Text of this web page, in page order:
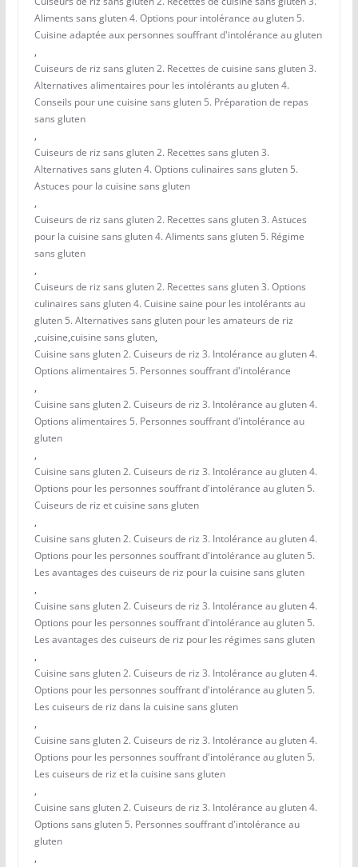
Aliments sans gluten 4. Options pour intolérance au gluten 5.
Cuisine adaptée aux personnes souffrant d'intolérance au gluten
,
Cuiseurs de riz sans gluten 2. Recettes de cuisine sans gluten 3.
Alternatives alimentaires pour les intolérants au gluten 4.
Conseils pour une cuisine sans gluten 5. Préparation de repas
sans gluten
,
Cuiseurs de riz sans gluten 2. Recettes sans gluten 3.
Alternatives sans gluten 4. Options culinaires sans gluten 5.
Astuces pour la cuisine sans gluten
,
Cuiseurs de riz sans gluten 2. Recettes sans gluten 3. Astuces
pour la cuisine sans gluten 4. Aliments sans gluten 5. Régime
sans gluten
,
Cuiseurs de riz sans gluten 2. Recettes sans gluten 3. Options
culinaires sans gluten 4. Cuisine saine pour les intolérants au
gluten 5. Alternatives sans gluten pour les amateurs de riz
,cuisine,cuisine sans gluten,
Cuisine sans gluten 2. Cuiseurs de riz 3. Intolérance au gluten 4.
Options alimentaires 5. Personnes souffrant d'intolérance
,
Cuisine sans gluten 2. Cuiseurs de riz 3. Intolérance au gluten 4.
Options alimentaires 5. Personnes souffrant d'intolérance au
gluten
,
Cuisine sans gluten 2. Cuiseurs de riz 3. Intolérance au gluten 4.
Options pour les personnes souffrant d'intolérance au gluten 5.
Cuiseurs de riz et cuisine sans gluten
,
Cuisine sans gluten 2. Cuiseurs de riz 3. Intolérance au gluten 4.
Options pour les personnes souffrant d'intolérance au gluten 5.
Les avantages des cuiseurs de riz pour la cuisine sans gluten
,
Cuisine sans gluten 2. Cuiseurs de riz 3. Intolérance au gluten 4.
Options pour les personnes souffrant d'intolérance au gluten 5.
Les avantages des cuiseurs de riz pour les régimes sans gluten
,
Cuisine sans gluten 2. Cuiseurs de riz 3. Intolérance au gluten 4.
Options pour les personnes souffrant d'intolérance au gluten 5.
Les cuiseurs de riz dans la cuisine sans gluten
,
Cuisine sans gluten 2. Cuiseurs de riz 3. Intolérance au gluten 4.
Options pour les personnes souffrant d'intolérance au gluten 5.
Les cuiseurs de riz et la cuisine sans gluten
,
Cuisine sans gluten 2. Cuiseurs de riz 3. Intolérance au gluten 4.
Options sans gluten 5. Personnes souffrant d'intolérance au
gluten
,